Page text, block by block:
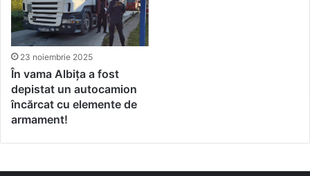
23 noiembrie 2025
În vama Albița a fost
depistat un autocamion
încărcat cu elemente de
armament!